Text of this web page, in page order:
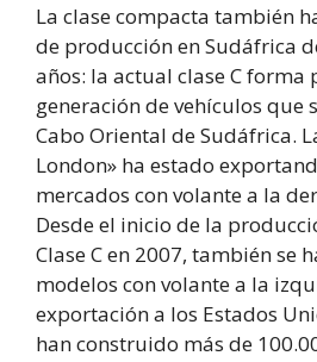
La clase compacta también
de producción en Sudáfrica
años: la actual clase C forma
generación de vehículos que
Cabo Oriental de Sudáfrica.
London» ha estado
mercados con volante a la
Desde el inicio de la
Clase C en 2007, también se
modelos con volante a la
exportación a los Estados
han construido más de